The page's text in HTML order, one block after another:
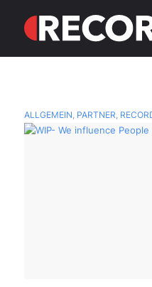
ALLGEMEIN, PARTNER,